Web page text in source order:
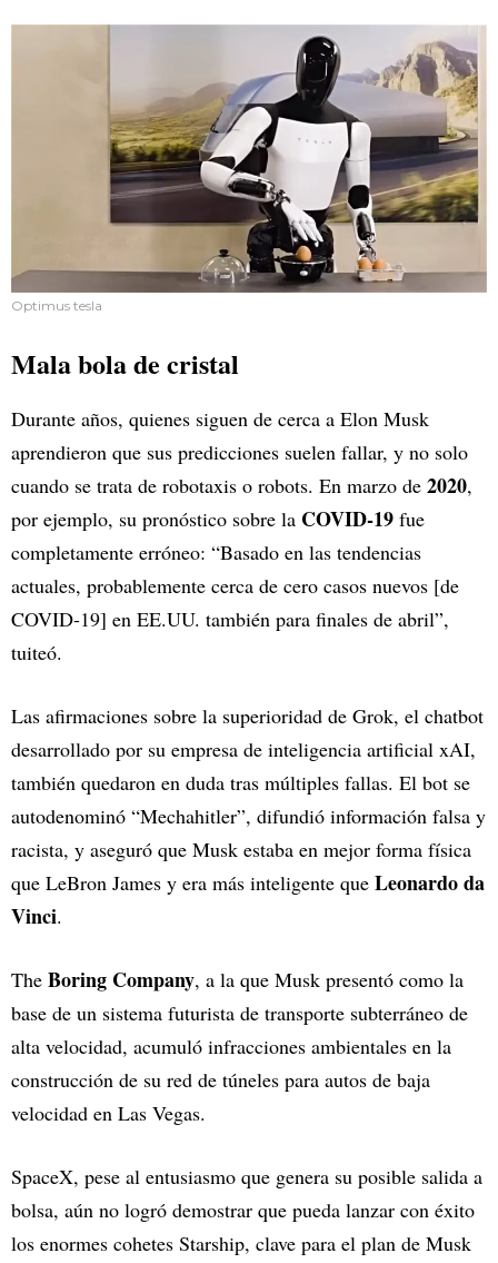
Optimus tesla
Mala bola de cristal
Durante años, quienes siguen de cerca a Elon Musk
aprendieron que sus predicciones suelen fallar, y no solo
cuando se trata de robotaxis o robots. En marzo de 2020,
por ejemplo, su pronóstico sobre la COVID-19 fue
completamente erróneo: “Basado en las tendencias
actuales, probablemente cerca de cero casos nuevos [de
COVID-19] en EE.UU. también para finales de abril”,
tuiteó.
Las afirmaciones sobre la superioridad de Grok, el chatbot
desarrollado por su empresa de inteligencia artificial xAI,
también quedaron en duda tras múltiples fallas. El bot se
autodenominó “Mechahitler”, difundió información falsa y
racista, y aseguró que Musk estaba en mejor forma física
que LeBron James y era más inteligente que Leonardo da
Vinci.
The Boring Company, a la que Musk presentó como la
base de un sistema futurista de transporte subterráneo de
alta velocidad, acumuló infracciones ambientales en la
construcción de su red de túneles para autos de baja
velocidad en Las Vegas.
SpaceX, pese al entusiasmo que genera su posible salida a
bolsa, aún no logró demostrar que pueda lanzar con éxito
los enormes cohetes Starship, clave para el plan de Musk